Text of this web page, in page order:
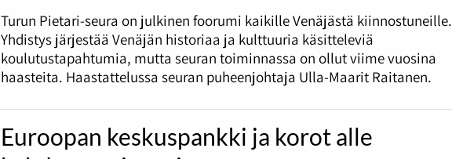
Turun Pietari-seura on julkinen foorumi kaikille Venäjästä kiinnostuneille.
Yhdistys järjestää Venäjän historiaa ja kulttuuria käsitteleviä
koulutustapahtumia, mutta seuran toiminnassa on ollut viime vuosina
haasteita. Haastattelussa seuran puheenjohtaja Ulla-Maarit Raitanen.
Euroopan keskuspankki ja korot alle